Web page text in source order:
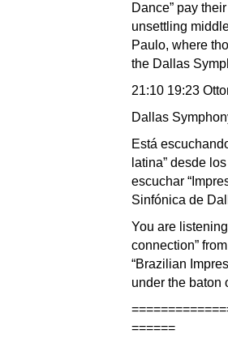
Dance” pay
unsettling
Paulo, where
the Dallas
21:10 19:23
Dallas
Está
latina” desde
escuchar
Sinfónica de
You are
connection”
“Brazilian
under the baton
======